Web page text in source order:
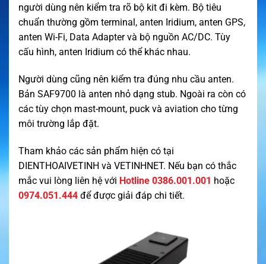
người dùng nên kiểm tra rõ bộ kit đi kèm. Bộ tiêu
chuẩn thường gồm terminal, anten Iridium, anten GPS,
anten Wi-Fi, Data Adapter và bộ nguồn AC/DC. Tùy
cấu hình, anten Iridium có thể khác nhau.
Người dùng cũng nên kiểm tra đúng nhu cầu anten.
Bản SAF9700 là anten nhỏ dạng stub. Ngoài ra còn có
các tùy chọn mast-mount, puck và aviation cho từng
môi trường lắp đặt.
Tham khảo các sản phẩm hiện có tại
DIENTHOAIVETINH và VETINHNET. Nếu bạn có thắc
mắc vui lòng liên hệ với Hotline 0386.001.001 hoặc
0974.051.444 để được giải đáp chi tiết.